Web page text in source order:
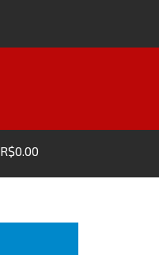
143 com FRETE
R$0.00